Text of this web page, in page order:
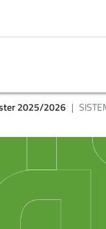
2025/2026